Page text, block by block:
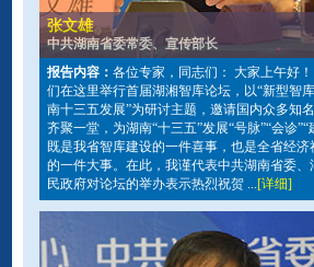
张文雄
中共湖南省委常委、宣传部长
报告内容： 各位专家，同志们： 大家上午好
们在这里举行首届湖湘智库论坛，以“新型智
南十三五发展”为研讨主题，邀请国内众多知
齐聚一堂，为湖南“十三五”发展“号脉”“会诊”“
既是我省智库建设的一件喜事，也是全省经济
的一件大事。在此，我谨代表中共湖南省委、
民政府对论坛的举办表示热烈祝贺 ...[详细]